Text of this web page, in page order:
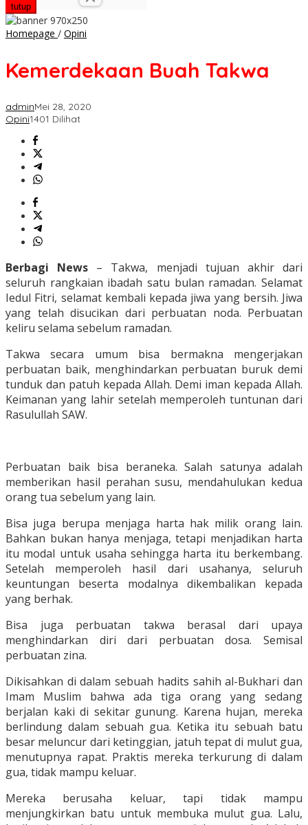
tutup
Homepage / Opini
Kemerdekaan Buah Takwa
adminMei 28, 2020
Opini1401 Dilihat
Berbagi News – Takwa, menjadi tujuan akhir dari
seluruh rangkaian ibadah satu bulan ramadan. Selamat
Iedul Fitri, selamat kembali kepada jiwa yang bersih. Jiwa
yang telah disucikan dari perbuatan noda. Perbuatan
keliru selama sebelum ramadan.
Takwa secara umum bisa bermakna mengerjakan
perbuatan baik, menghindarkan perbuatan buruk demi
tunduk dan patuh kepada Allah. Demi iman kepada Allah.
Keimanan yang lahir setelah memperoleh tuntunan dari
Rasulullah SAW.
Perbuatan baik bisa beraneka. Salah satunya adalah
memberikan hasil perahan susu, mendahulukan kedua
orang tua sebelum yang lain.
Bisa juga berupa menjaga harta hak milik orang lain.
Bahkan bukan hanya menjaga, tetapi menjadikan harta
itu modal untuk usaha sehingga harta itu berkembang.
Setelah memperoleh hasil dari usahanya, seluruh
keuntungan beserta modalnya dikembalikan kepada
yang berhak.
Bisa juga perbuatan takwa berasal dari upaya
menghindarkan diri dari perbuatan dosa. Semisal
perbuatan zina.
Dikisahkan di dalam sebuah hadits sahih al-Bukhari dan
Imam Muslim bahwa ada tiga orang yang sedang
berjalan kaki di sekitar gunung. Karena hujan, mereka
berlindung dalam sebuah gua. Ketika itu sebuah batu
besar meluncur dari ketinggian, jatuh tepat di mulut gua,
menutupnya rapat. Praktis mereka terkurung di dalam
gua, tidak mampu keluar.
Mereka berusaha keluar, tapi tidak mampu
menjungkirkan batu untuk membuka mulut gua. Lalu,